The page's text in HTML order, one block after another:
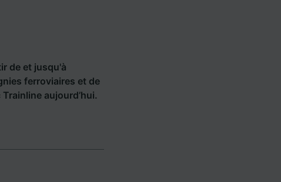
de et jusqu'à
ferroviaires et de
aujourd’hui.